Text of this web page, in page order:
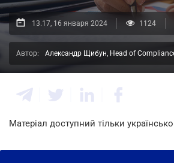
13.17, 16 января 2024 1124
Автор: Александр Щибун, Head of
Матеріал доступний тільки